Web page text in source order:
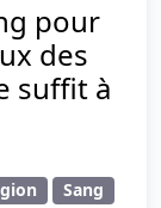
pour
des
suffit à
Sang